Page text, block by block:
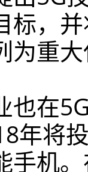
标，
为重
在5G
年将
手机